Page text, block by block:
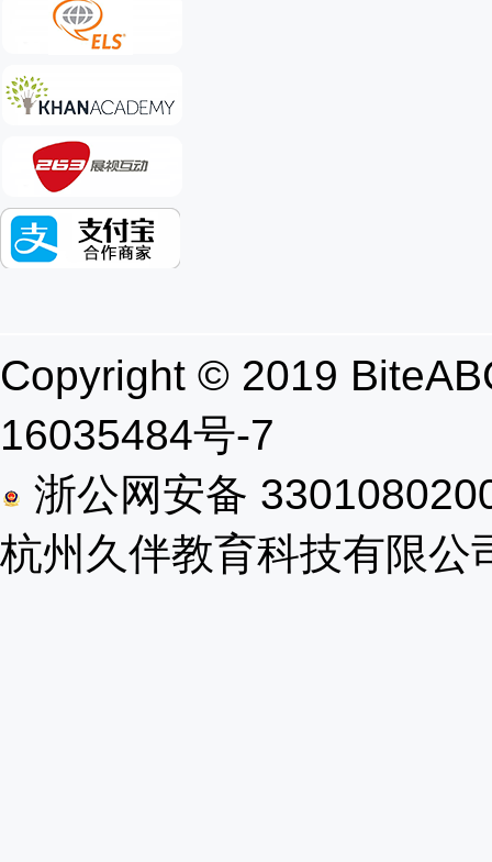
Copyright © 2019
16035484号-7
浙公网安备
杭州久伴教育科技有限公